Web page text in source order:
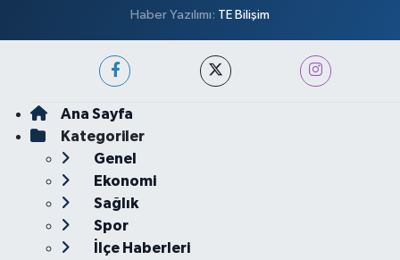
Haber Yazılımı: TE Bilişim
Ana Sayfa
Kategoriler
Genel
Ekonomi
Sağlık
Spor
İlçe Haberleri